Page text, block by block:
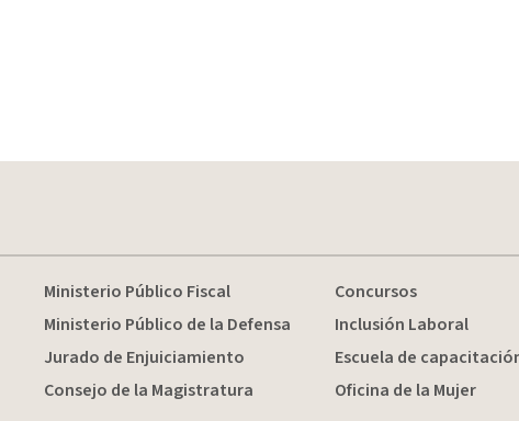
Ministerio Público Fiscal
Ministerio Público de la Defensa
Jurado de Enjuiciamiento
Consejo de la Magistratura
Concursos
Inclusión Laboral
Escuela de
Oficina de la Mujer